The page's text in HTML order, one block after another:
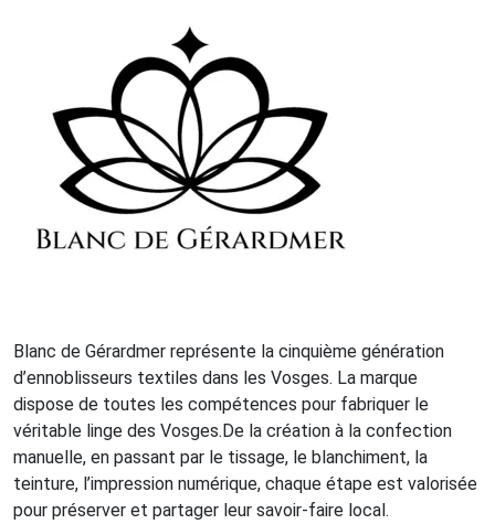
Blanc de Gérardmer représente la cinquième génération
d’ennoblisseurs textiles dans les Vosges. La marque
dispose de toutes les compétences pour fabriquer le
véritable linge des Vosges.De la création à la confection
manuelle, en passant par le tissage, le blanchiment, la
teinture, l’impression numérique, chaque étape est valorisée
pour préserver et partager leur savoir-faire local.